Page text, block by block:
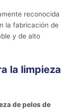
reconocida
la fabricación de
y de alto
la limpieza
de pelos de